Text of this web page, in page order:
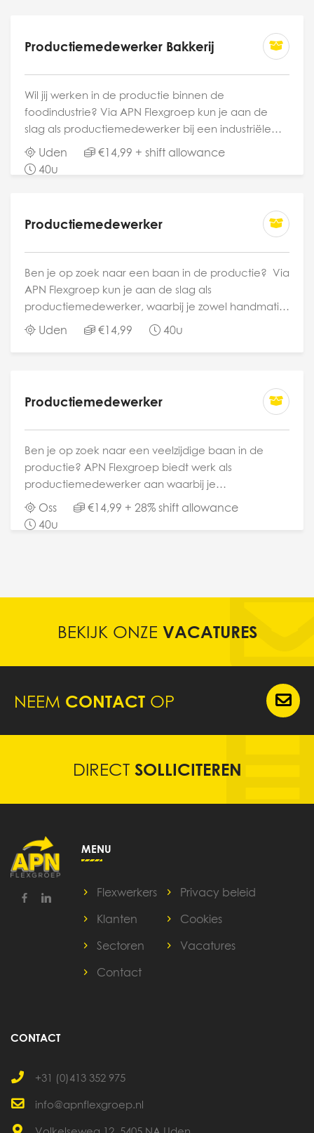
Productiemedewerker Bakkerij
Wil jij werken in de productie binnen de
foodindustrie? Via APN Flexgroep kun je aan de
slag als productiemedewerker bij een industriële
brood- en banketbakkerij. Je zult assisteren bij het
bereiden van banket en worstenbroodjes, werken
in de...
Uden
€14,99 + shift allowance
40u
Productiemedewerker
Ben je op zoek naar een baan in de productie? Via
APN Flexgroep kun je aan de slag als
productiemedewerker, waarbij je zowel handmatig
als machinaal producten verpakt in enveloppen
en/of dozen en ze gereed maakt voor verzending.
Uden €14,99 40u
Productiemedewerker
Ben je op zoek naar een veelzijdige baan in de
productie? APN Flexgroep biedt werk als
productiemedewerker aan waarbij je
verantwoordelijk zal zijn voor diverse
werkzaamheden. Dit omvat onder andere het
inpakken en/of ompakken van diverse producten...
Oss
€14,99 + 28% shift allowance
40u
BEKIJK ONZE VACATURES
NEEM CONTACT OP
DIRECT SOLLICITEREN
MENU
Flexwerkers
Klanten
Sectoren
Contact
Privacy beleid
Cookies
Vacatures
CONTACT
+31 (0)413 352 975
info@apnflexgroep.nl